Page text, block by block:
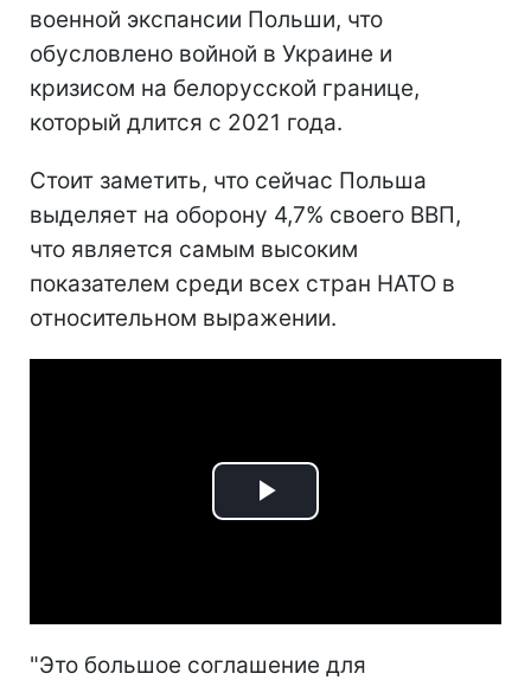
военной экспансии Польши, что
обусловлено войной в Украине и
кризисом на белорусской границе,
который длится с 2021 года.
Стоит заметить, что сейчас Польша
выделяет на оборону 4,7% своего ВВП,
что является самым высоким
показателем среди всех стран НАТО в
относительном выражении.
Play
"Это большое соглашение для